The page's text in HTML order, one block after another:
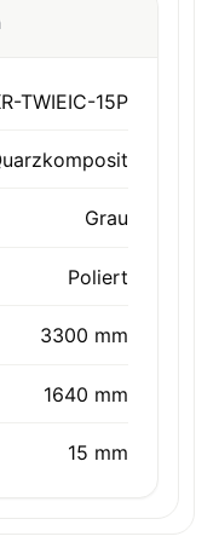
TWIEIC-15P
Grau
Poliert
3300 mm
1640 mm
15 mm